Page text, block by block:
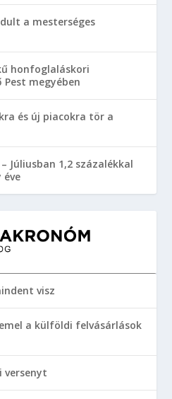
a mesterséges
honfoglaláskori
megyében
és új piacokra tör a
Júliusban 1,2 százalékkal
visz
a külföldi felvásárlások
versenyt